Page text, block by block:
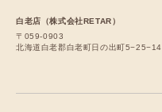
白老店（株式会社RETAR）
〒059-0903
北海道白老郡白老町日の出町5−25−14